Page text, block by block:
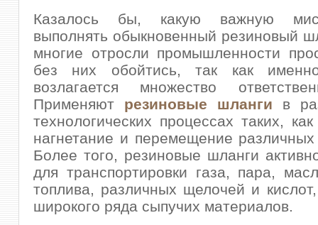
Казалось бы, какую важную
выполнять обыкновенный резиновый
многие отросли промышленности
без них обойтись, так как
возлагается множество
Применяют резиновые шланги в
технологических процессах таких,
нагнетание и перемещение
Более того, резиновые шланги
для транспортировки газа, пара,
топлива, различных щелочей и
широкого ряда сыпучих материалов.